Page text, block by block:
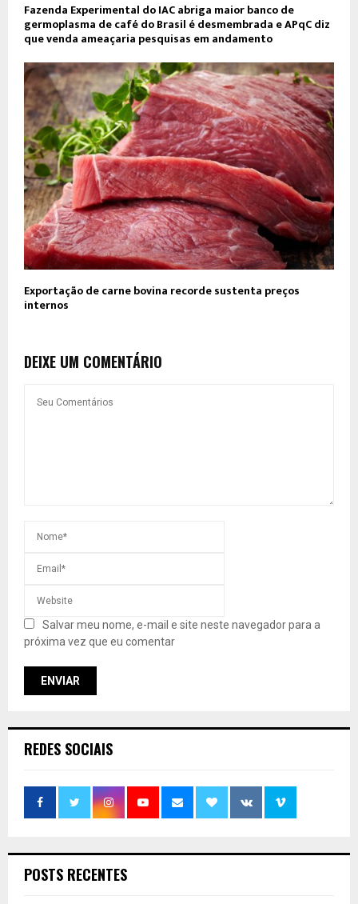
Fazenda Experimental do IAC abriga maior banco de
germoplasma de café do Brasil é desmembrada e APqC diz
que venda ameaçaria pesquisas em andamento
Exportação de carne bovina recorde sustenta preços
internos
DEIXE UM COMENTÁRIO
Salvar meu nome, e-mail e site neste navegador para a
próxima vez que eu comentar
REDES SOCIAIS
POSTS RECENTES